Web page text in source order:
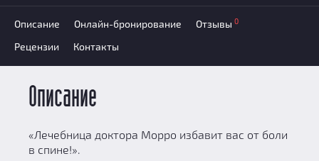
Описание Онлайн-бронирование Отзывы 0
Рецензии Контакты
Описание
«Лечебница доктора Морро избавит вас от боли
в спине!».